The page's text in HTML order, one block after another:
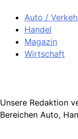
Auto /
Handel
Magazin
Wirtschaft
Unsere Redaktion
Bereichen Auto,